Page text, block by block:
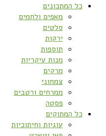
כל המתכונים
מאפים ולחמים
סלטים
ירקות
תוספות
מנות עיקריות
מרקים
צמחוני
ממרחים ורטבים
פסטה
כל המתוקים
עוגיות וחיתוכיות